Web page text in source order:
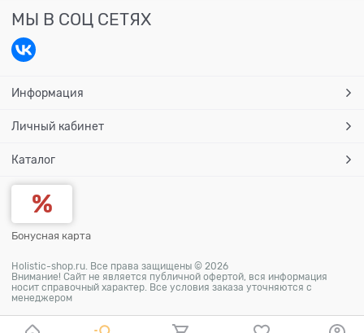
МЫ В СОЦ СЕТЯХ
Информация
Личный кабинет
Каталог
Бонусная карта
Holistic-shop.ru. Все права защищены © 2026
Внимание! Сайт не является публичной офертой, вся информация
носит справочный характер. Все условия заказа уточняются с
менеджером